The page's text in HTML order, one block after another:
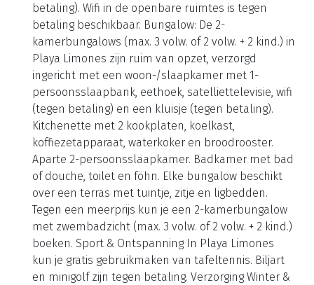
betaling). Wifi in de openbare ruimtes is tegen
betaling beschikbaar. Bungalow: De 2-
kamerbungalows (max. 3 volw. of 2 volw. + 2 kind.) in
Playa Limones zijn ruim van opzet, verzorgd
ingericht met een woon-/slaapkamer met 1-
persoonsslaapbank, eethoek, satelliettelevisie, wifi
(tegen betaling) en een kluisje (tegen betaling).
Kitchenette met 2 kookplaten, koelkast,
koffiezetapparaat, waterkoker en broodrooster.
Aparte 2-persoonsslaapkamer. Badkamer met bad
of douche, toilet en föhn. Elke bungalow beschikt
over een terras met tuintje, zitje en ligbedden.
Tegen een meerprijs kun je een 2-kamerbungalow
met zwembadzicht (max. 3 volw. of 2 volw. + 2 kind.)
boeken. Sport & Ontspanning In Playa Limones
kun je gratis gebruikmaken van tafeltennis. Biljart
en minigolf zijn tegen betaling. Verzorging Winter &